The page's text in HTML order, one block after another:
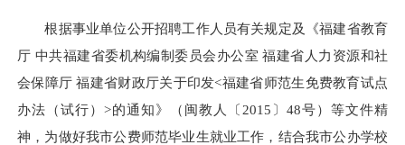
根据事业单位公开招聘工作人员有关规定及《福建省教育
厅 中共福建省委机构编制委员会办公室 福建省人力资源和社
会保障厅 福建省财政厅关于印发<福建省师范生免费教育试点
办法（试行）>的通知》（闽教人〔2015〕48号）等文件精
神，为做好我市公费师范毕业生就业工作，结合我市公办学校